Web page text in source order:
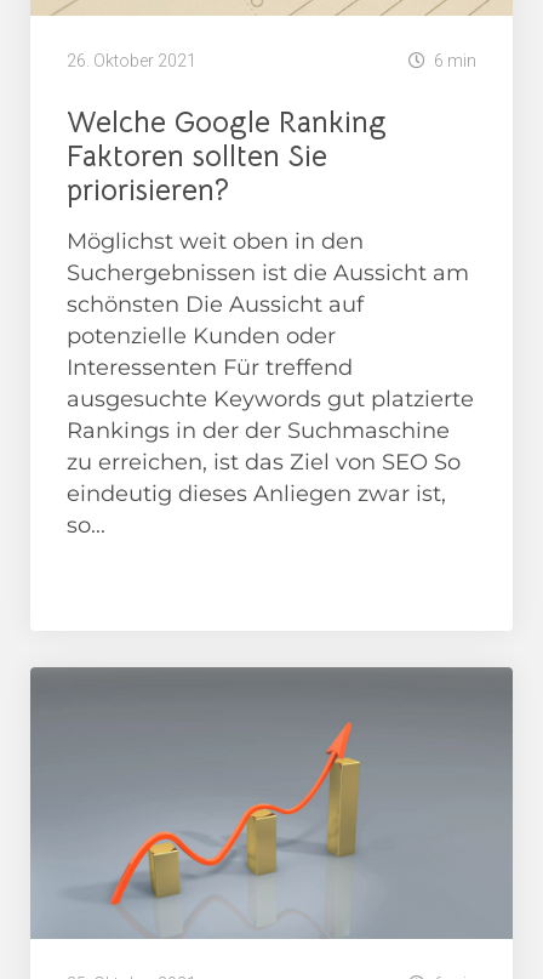
26. Oktober 2021 6 min
Welche Google Ranking
Faktoren sollten Sie
priorisieren?
Möglichst weit oben in den
Suchergebnissen ist die Aussicht am
schönsten Die Aussicht auf
potenzielle Kunden oder
Interessenten Für treffend
ausgesuchte Keywords gut platzierte
Rankings in der der Suchmaschine
zu erreichen, ist das Ziel von SEO So
eindeutig dieses Anliegen zwar ist,
so...